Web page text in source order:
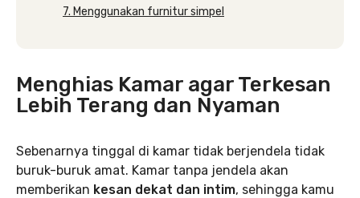
7. Menggunakan furnitur simpel
Menghias Kamar agar Terkesan
Lebih Terang dan Nyaman
Sebenarnya tinggal di kamar tidak berjendela tidak
buruk-buruk amat. Kamar tanpa jendela akan
memberikan kesan dekat dan intim, sehingga kamu